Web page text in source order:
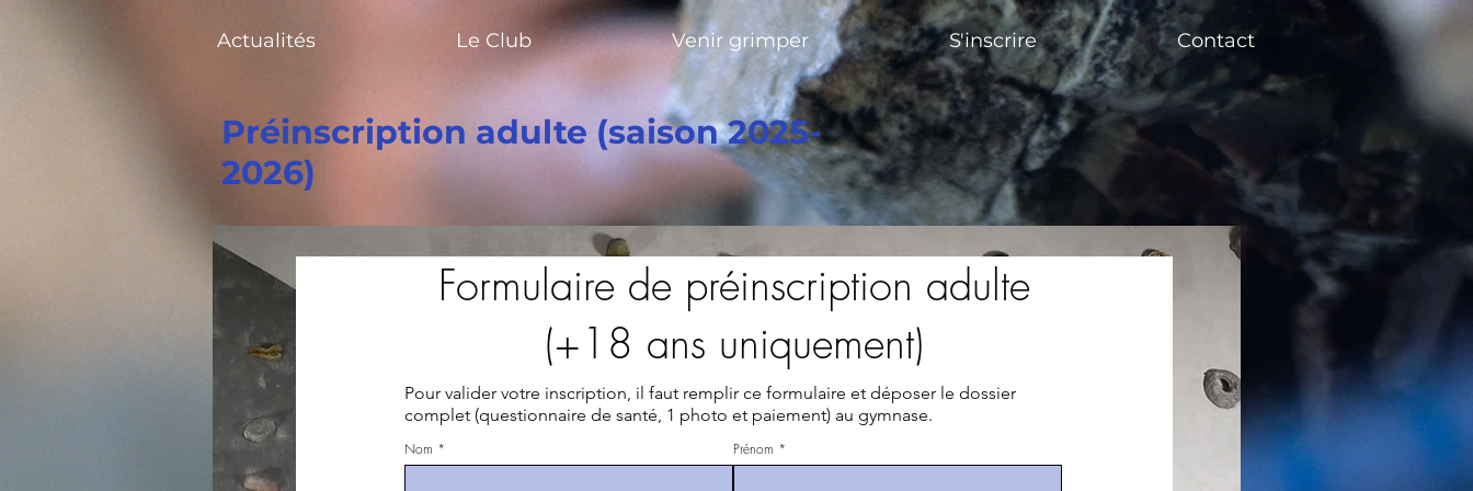
Actualités Le Club Venir grimper S'inscrire Contact
Préinscription adulte (saison 2025-
2026)
Formulaire de préinscription adulte
(+18 ans uniquement)
Pour valider votre inscription, il faut remplir ce formulaire et déposer le dossier
complet (questionnaire de santé, 1 photo et paiement) au gymnase.
Nom Prénom